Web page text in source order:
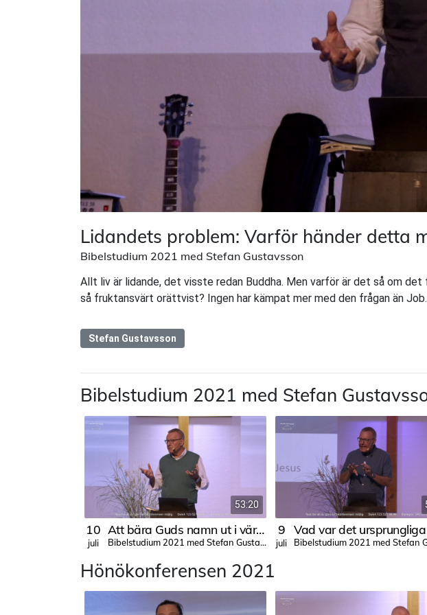
Lidandets problem: Varför händer detta
Bibelstudium 2021 med Stefan Gustavsson
Allt liv är lidande, det visste redan Buddha. Men varför är det så om det
så fruktansvärt orättvist? Ingen har kämpat mer med den frågan än Job.
Stefan Gustavsson
Bibelstudium 2021 med Stefan
53:20
10
juli
Att bära Guds namn ut i världen
Bibelstudium 2021 med Stefan Gustavsson
9
juli
Hönökonferensen 2021